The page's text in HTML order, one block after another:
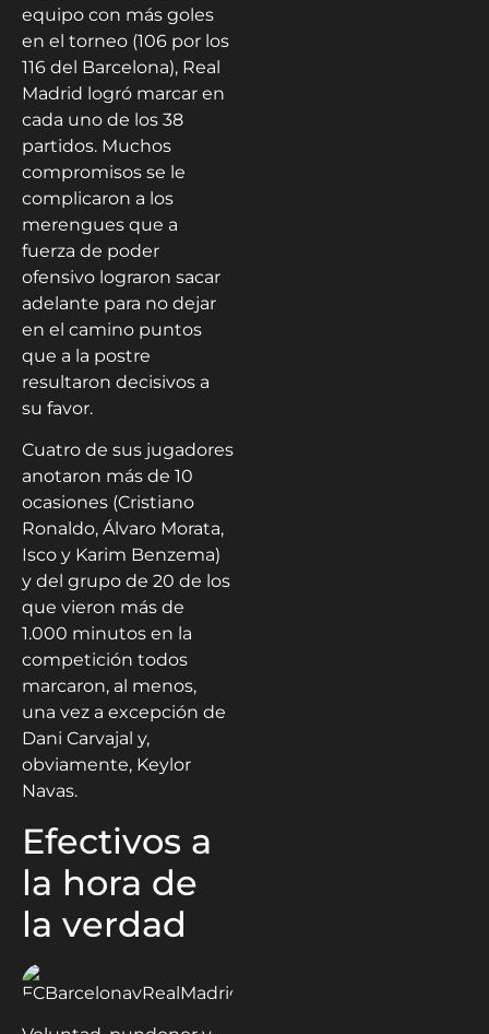
equipo con más goles
en el torneo (106 por los
116 del Barcelona), Real
Madrid logró marcar en
cada uno de los 38
partidos. Muchos
compromisos se le
complicaron a los
merengues que a
fuerza de poder
ofensivo lograron sacar
adelante para no dejar
en el camino puntos
que a la postre
resultaron decisivos a
su favor.
Cuatro de sus jugadores
anotaron más de 10
ocasiones (Cristiano
Ronaldo, Álvaro Morata,
Isco y Karim Benzema)
y del grupo de 20 de los
que vieron más de
1.000 minutos en la
competición todos
marcaron, al menos,
una vez a excepción de
Dani Carvajal y,
obviamente, Keylor
Navas.
Efectivos a
la hora de
la verdad